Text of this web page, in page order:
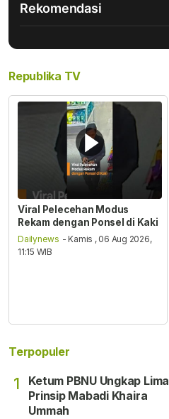
Rekomendasi
Republika TV
Viral Pelecehan Modus
Rekam dengan Ponsel di Kaki
Dailynews - Kamis , 06 Aug 2026,
11:15 WIB
Terpopuler
1
Ketum PBNU Ungkap Lima
Prinsip Mabadi Khaira
Ummah